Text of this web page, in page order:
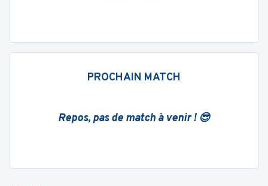
PROCHAIN MATCH
Repos, pas de match à venir ! 😎